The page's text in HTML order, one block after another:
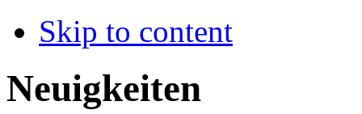
Skip to content
Neuigkeiten